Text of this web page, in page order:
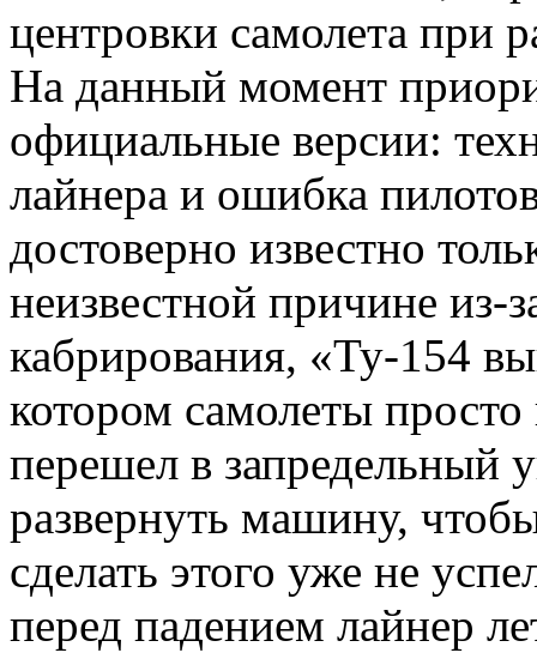
центровки самолета при
На данный момент
официальные версии:
лайнера и ошибка
достоверно известно
неизвестной причине из-
кабрирования, «Ту-154
котором самолеты
перешел в запредельный
развернуть машину,
сделать этого уже не
перед падением лайнер